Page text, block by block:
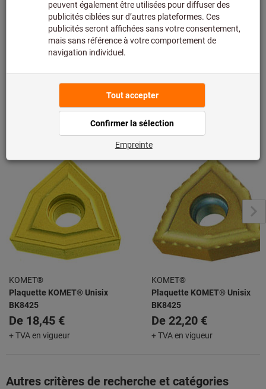
Ajouter à la liste de favoris Partager l’article
Détails du produit
Description
De la même série "Unisix"
KOMET®
Plaquette KOMET® Unisix
BK8425
De 18,45 €
+ TVA en vigueur
KOMET®
Plaquette KOMET® Unisix
BK8425
De 22,20 €
+ TVA en vigueur
Autres critères de recherche et catégories